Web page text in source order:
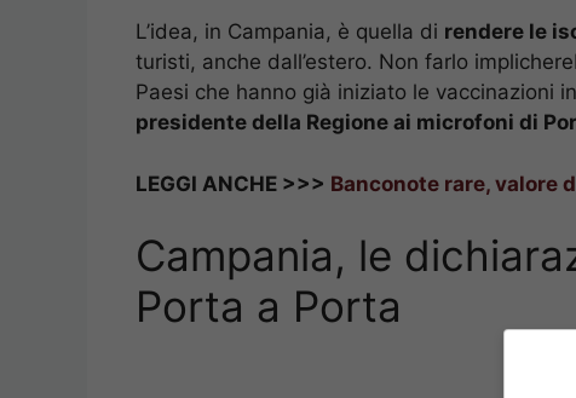
L’idea, in Campania, è quella di rendere le
turisti, anche dall’estero. Non farlo
Paesi che hanno già iniziato le vaccinazioni
presidente della Regione ai microfoni di
LEGGI ANCHE >>> Banconote rare, valore
Campania, le
Porta a Porta